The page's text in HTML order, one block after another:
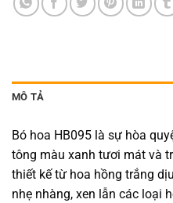
MÔ TẢ
Bó hoa HB095 là sự hòa
tông màu xanh tươi mát và
thiết kế từ hoa hồng trắng
nhẹ nhàng, xen lẫn các loại